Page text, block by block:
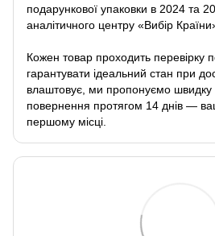
подарункової упаковки в 2024 та
аналітичного центру «Вибір
Кожен товар проходить перевірку
гарантувати ідеальний стан при
влаштовує, ми пропонуємо швидку
повернення протягом 14 днів —
першому місці.